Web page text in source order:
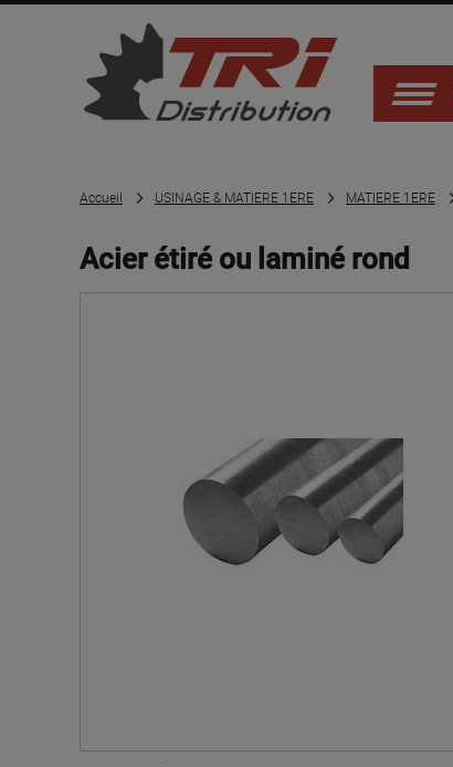
Accueil USINAGE & MATIERE 1ERE MATIERE 1ERE
Acier étiré ou laminé rond